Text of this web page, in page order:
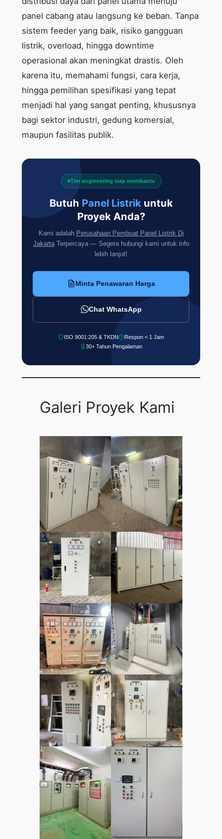
panel cabang atau langsung ke beban. Tanpa
sistem feeder yang baik, risiko gangguan
listrik, overload, hingga downtime
operasional akan meningkat drastis. Oleh
karena itu, memahami fungsi, cara kerja,
hingga pemilihan spesifikasi yang tepat
menjadi hal yang sangat penting, khususnya
bagi sektor industri, gedung komersial,
maupun fasilitas publik.
Tim engineering siap membantu
Butuh Panel Listrik untuk
Proyek Anda?
Kami adalah Perusahaan Pembuat Panel Listrik Di
JakartaTerpercaya — Segera hubungi kami untuk info
lebih lanjut!
Minta Penawaran Harga
Chat WhatsApp
ISO 9001:205 & TKDN
Respon < 1 Jam
30+ Tahun Pengalaman
Galeri Proyek Kami